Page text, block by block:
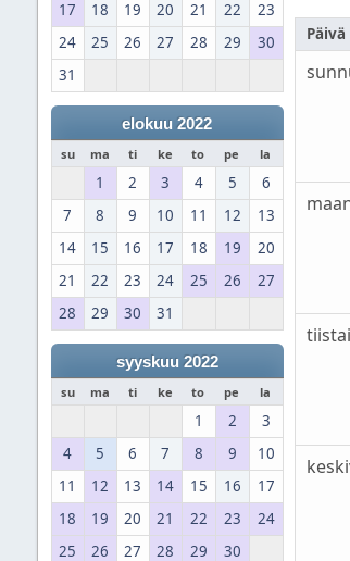
17
18 19 20 21 22
23
24
25 26 27 28 29
30
31
elokuu 2022
su ma ti ke to pe la
1 2 3 4 5
6
7
8 9 10 11 12
13
14
15 16 17 18 19
20
21
22 23 24 25 26
27
28
29 30 31
syyskuu 2022
su ma ti ke to pe la
1 2
3
4
5 6 7 8 9
10
11
12 13 14 15 16
17
18
19 20 21 22 23
24
25
26 27 28 29 30
Päivä